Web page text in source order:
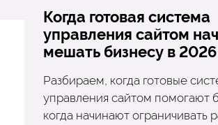
Когда готовая система
управления сайтом
мешать бизнесу в 2026
Разбираем, когда готовые
управления сайтом помогают
когда начинают ограничивать